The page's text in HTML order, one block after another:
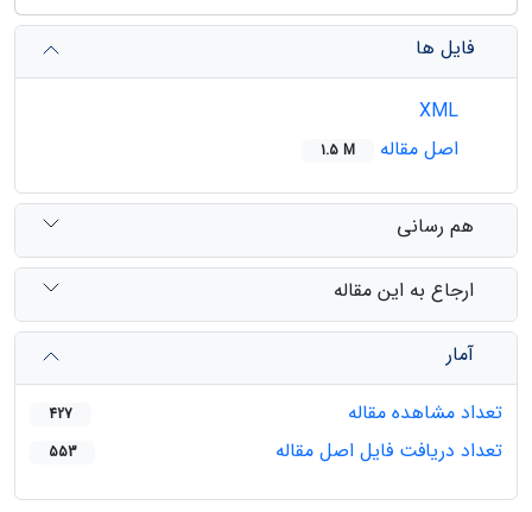
فایل ها
اصل مقاله
1.5 M
هم رسانی
ارجاع به این مقاله
آمار
تعداد مشاهده مقاله
427
تعداد دریافت فایل اصل مقاله 553